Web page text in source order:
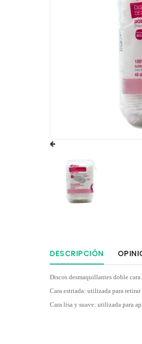
DESCRIPCIÓN
Discos desmaquillantes doble
Cara estriada: utilizada para
Cara lisa y suave: utilizada para